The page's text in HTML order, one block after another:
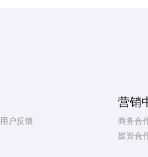
用户反馈
营销
商务合
媒资合